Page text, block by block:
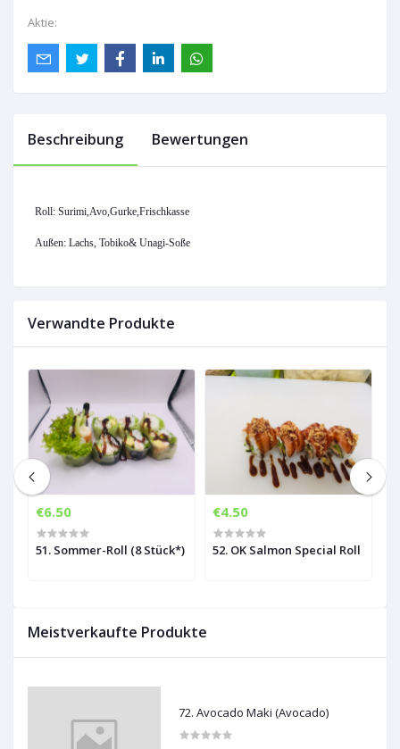
Aktie:
Meistverkaufte Produkte
72. Avocado Maki (Avocado)
Beschreibung Bewertungen
Roll: Surimi,Avo,Gurke,Frischkasse
Außen: Lachs, Tobiko& Unagi-Soße
Verwandte Produkte
€6.50
51. Sommer-Roll (8 Stück*)
€4.50
52. OK Salmon Special Roll